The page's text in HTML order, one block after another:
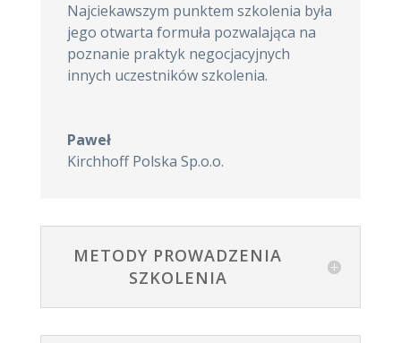
Najciekawszym punktem szkolenia była
jego otwarta formuła pozwalająca na
poznanie praktyk negocjacyjnych
innych uczestników szkolenia.
Paweł
Kirchhoff Polska Sp.o.o.
METODY PROWADZENIA
SZKOLENIA